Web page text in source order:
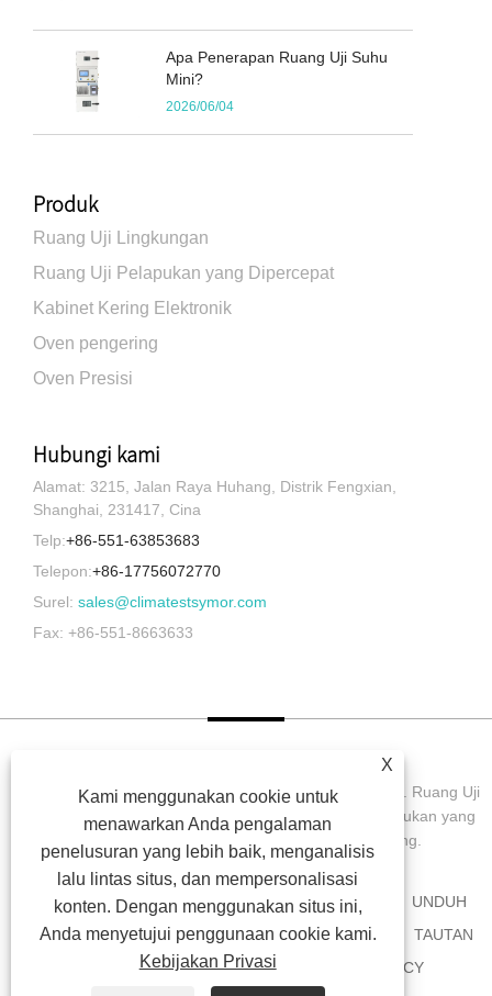
X
Kami menggunakan cookie untuk
menawarkan Anda pengalaman
penelusuran yang lebih baik, menganalisis
lalu lintas situs, dan mempersonalisasi
konten. Dengan menggunakan situs ini,
Anda menyetujui penggunaan cookie kami.
Kebijakan Privasi
Apa Penerapan Ruang Uji Suhu
Mini?
2026/06/04
Produk
Ruang Uji Lingkungan
Ruang Uji Pelapukan yang Dipercepat
Kabinet Kering Elektronik
Oven pengering
Oven Presisi
Hubungi kami
Alamat: 3215, Jalan Raya Huhang, Distrik Fengxian,
Shanghai, 231417, Cina
Telp:+86-551-63853683
Telepon:+86-17756072770
Surel: sales@climatestsymor.com
Fax: +86-551-8663633
Hak Cipta © 2022 Symor Instrument Equipment Co., Ltd. Ruang Uji
Lingkungan, Kabinet Kering Elektronik, Ruang Uji Pelapukan yang
Dipercepat Semua Hak dilindungi undang-undang.
RUMAH TENTANG KAMI PRODUK BERITA
UNDUH
MENGIRIMKAN PERMINTAAN
HUBUNGI KAMI
TAUTAN
SITEMAP
RSS XML PRIVACY POLICY